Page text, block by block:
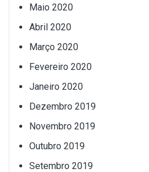
Maio 2020
Abril 2020
Março 2020
Fevereiro 2020
Janeiro 2020
Dezembro 2019
Novembro 2019
Outubro 2019
Setembro 2019